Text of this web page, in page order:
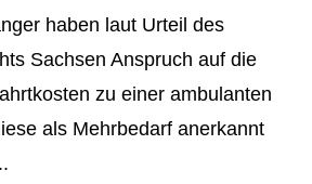
haben laut Urteil des
Sachsen Anspruch auf die
zu einer ambulanten
als Mehrbedarf anerkannt